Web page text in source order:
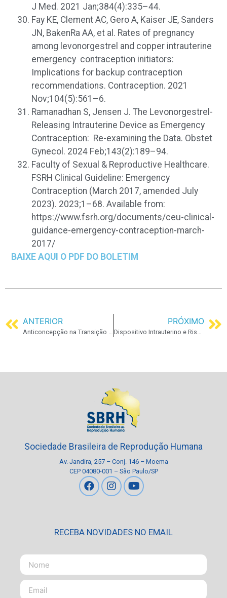
J Med. 2021 Jan;384(4):335–44.
Fay KE, Clement AC, Gero A, Kaiser JE, Sanders
JN, BakenRa AA, et al. Rates of pregnancy
among levonorgestrel and copper intrauterine
emergency contraception initiators:
Implications for backup contraception
recommendations. Contraception. 2021
Nov;104(5):561–6.
Ramanadhan S, Jensen J. The Levonorgestrel-
Releasing Intrauterine Device as Emergency
Contraception: Re-examining the Data. Obstet
Gynecol. 2024 Feb;143(2):189–94.
Faculty of Sexual & Reproductive Healthcare.
FSRH Clinical Guideline: Emergency
Contraception (March 2017, amended July
2023). 2023;1–68. Available from:
https://www.fsrh.org/documents/ceu-clinical-
guidance-emergency-contraception-march-
2017/
BAIXE AQUI O PDF DO BOLETIM
ANTERIOR PRÓXIMO
Sociedade Brasileira de Reprodução Humana
Av. Jandira, 257 – Conj. 146 – Moema
CEP 04080-001 – São Paulo/SP
RECEBA NOVIDADES NO EMAIL